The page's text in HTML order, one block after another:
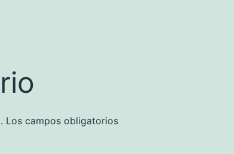
Los campos obligatorios